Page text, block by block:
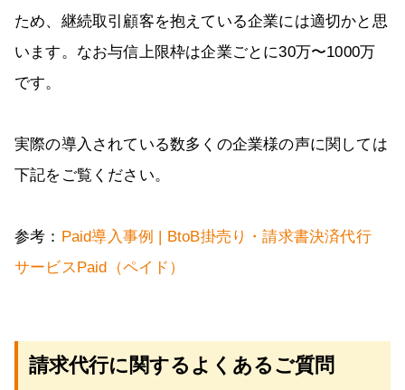
ため、継続取引顧客を抱えている企業には適切かと思
います。なお与信上限枠は企業ごとに30万〜1000万
です。
実際の導入されている数多くの企業様の声に関しては
下記をご覧ください。
参考： Paid導入事例 | BtoB掛売り・請求書決済代行
サービスPaid（ペイド）
請求代行に関するよくあるご質問